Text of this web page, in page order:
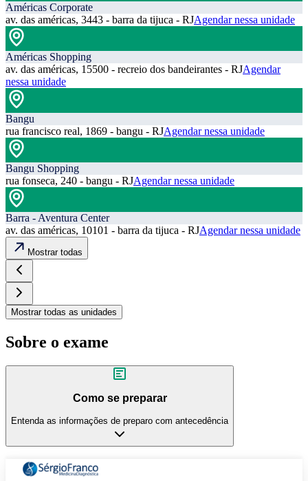
Américas Corporate
av. das américas, 3443 - barra da tijuca - RJAgendar nessa unidade
Américas Shopping
av. das américas, 15500 - recreio dos bandeirantes - RJAgendar
nessa unidade
Bangu
rua francisco real, 1869 - bangu - RJAgendar nessa unidade
Bangu Shopping
rua fonseca, 240 - bangu - RJAgendar nessa unidade
Barra - Aventura Center
av. das américas, 10101 - barra da tijuca - RJAgendar nessa unidade
Mostrar todas
Mostrar todas as unidades
Sobre o exame
Como se preparar
Entenda as informações de preparo com antecedência